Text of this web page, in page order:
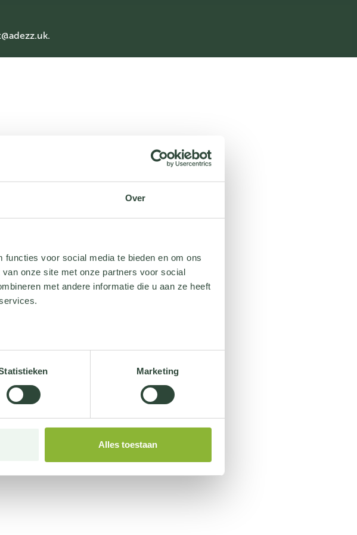
Over
voor social media te bieden en om ons
onze site met onze partners voor social
met andere informatie die u aan ze heeft
Marketing
Alles toestaan
.